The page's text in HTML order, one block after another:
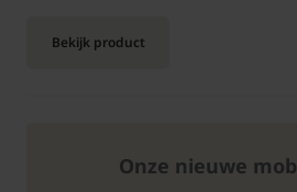
Bekijk product
Onze nieuwe